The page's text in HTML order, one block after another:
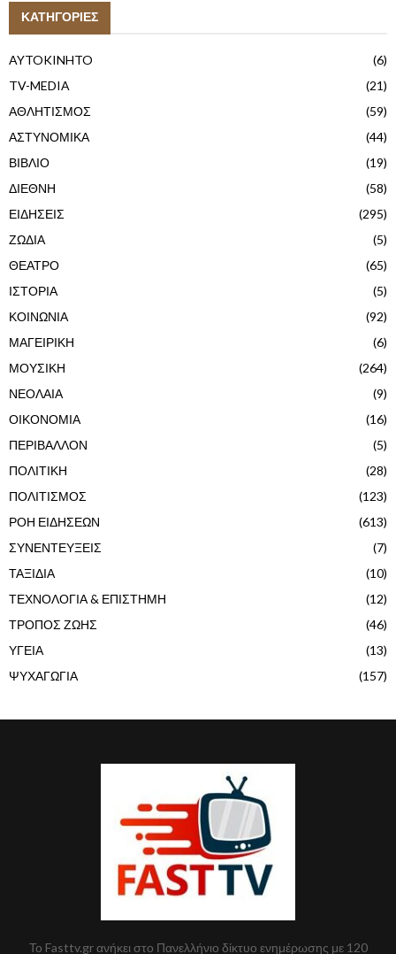
ΚΑΤΗΓΟΡΙΕΣ
AYTOKINHTO
(6)
TV-MEDIA
(21)
ΑΘΛΗΤΙΣΜΟΣ
(59)
ΑΣΤΥΝΟΜΙΚΑ
(44)
ΒΙΒΛΙΟ
(19)
ΔΙΕΘΝΗ
(58)
ΕΙΔΗΣΕΙΣ
(295)
ΖΩΔΙΑ
(5)
ΘΕΑΤΡΟ
(65)
ΙΣΤΟΡΙΑ
(5)
ΚΟΙΝΩΝΙΑ
(92)
ΜΑΓΕΙΡΙΚΗ
(6)
ΜΟΥΣΙΚΗ
(264)
ΝΕΟΛΑΙΑ
(9)
ΟΙΚΟΝΟΜΙΑ
(16)
ΠΕΡΙΒΑΛΛΟΝ
(5)
ΠΟΛΙΤΙΚΗ
(28)
ΠΟΛΙΤΙΣΜΟΣ
(123)
ΡΟΗ ΕΙΔΗΣΕΩΝ
(613)
ΣΥΝΕΝΤΕΥΞΕΙΣ
(7)
ΤΑΞΙΔΙΑ
(10)
ΤΕΧΝΟΛΟΓΙΑ & ΕΠΙΣΤΗΜΗ
(12)
ΤΡΟΠΟΣ ΖΩΗΣ
(46)
ΥΓΕΙΑ
(13)
ΨΥΧΑΓΩΓΙΑ
(157)
Το Fasttv.gr ανήκει στο Πανελλήνιο δίκτυο ενημέρωσης με 120